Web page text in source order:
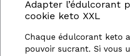
Adapter l’édulcorant
cookie keto XXL
Chaque édulcorant keto
pouvoir sucrant. Si vous